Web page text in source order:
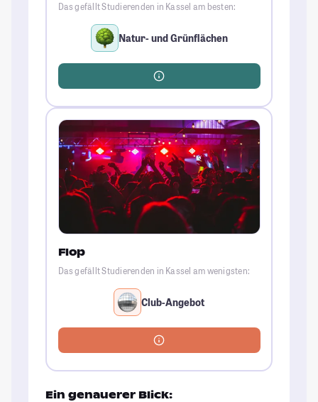
Das gefällt Studierenden in Kassel am besten:
Natur- und Grünflächen
Flop
Das gefällt Studierenden in Kassel am wenigsten:
Club-Angebot
Ein genauerer Blick: